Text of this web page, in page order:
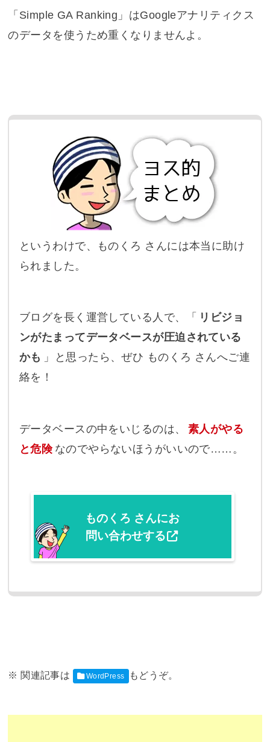
「Simple GA Ranking」はGoogleアナリティクス
のデータを使うため重くなりませんよ。
というわけで、ものくろ さんには本当に助け
られました。
ブログを長く運営している人で、「
リビジョ
ンがたまってデータベースが圧迫されている
かも 」と思ったら、ぜひ ものくろ さんへご連
絡を！
データベースの中をいじるのは、
素人がやる
と危険 なのでやらないほうがいいので……。
ものくろ さんにお
問い合わせする
WordPress